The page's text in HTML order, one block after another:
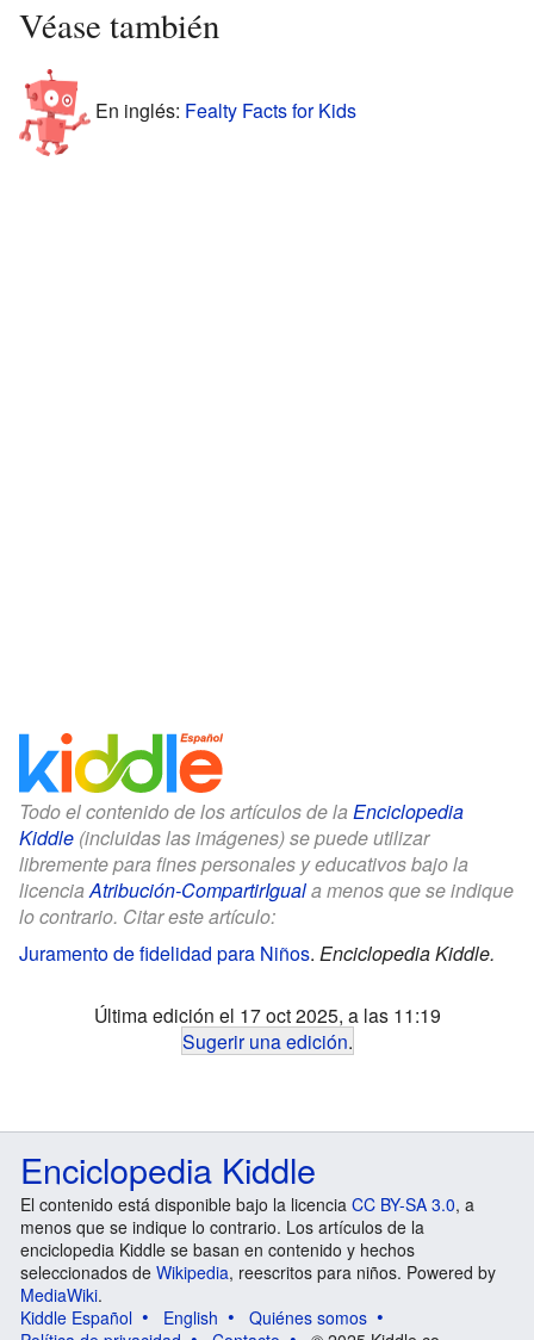
Véase también
En inglés: Fealty Facts for Kids
Todo el contenido de los artículos de la Enciclopedia
Kiddle (incluidas las imágenes) se puede utilizar
libremente para fines personales y educativos bajo la
licencia Atribución-CompartirIguala menos que se indique
lo contrario. Citar este artículo:
Juramento de fidelidad para Niños. Enciclopedia Kiddle.
Última edición el 17 oct 2025, a las 11:19
Sugerir una edición.
Enciclopedia Kiddle
El contenido está disponible bajo la licencia CC BY-SA 3.0, a
menos que se indique lo contrario. Los artículos de la
enciclopedia Kiddle se basan en contenido y hechos
seleccionados de Wikipedia, reescritos para niños. Powered by
MediaWiki.
Kiddle Español
English
Quiénes somos